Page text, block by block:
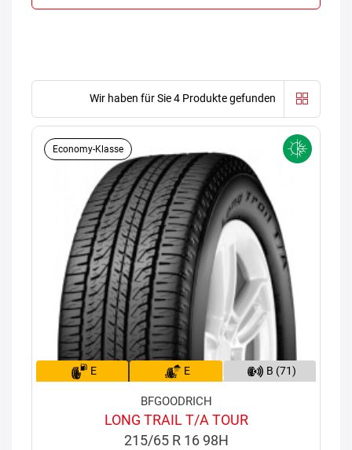
Wir haben für Sie 4 Produkte gefunden
Economy-Klasse
E E B (71)
BFGOODRICH
LONG TRAIL T/A TOUR
215/65 R 16 98H